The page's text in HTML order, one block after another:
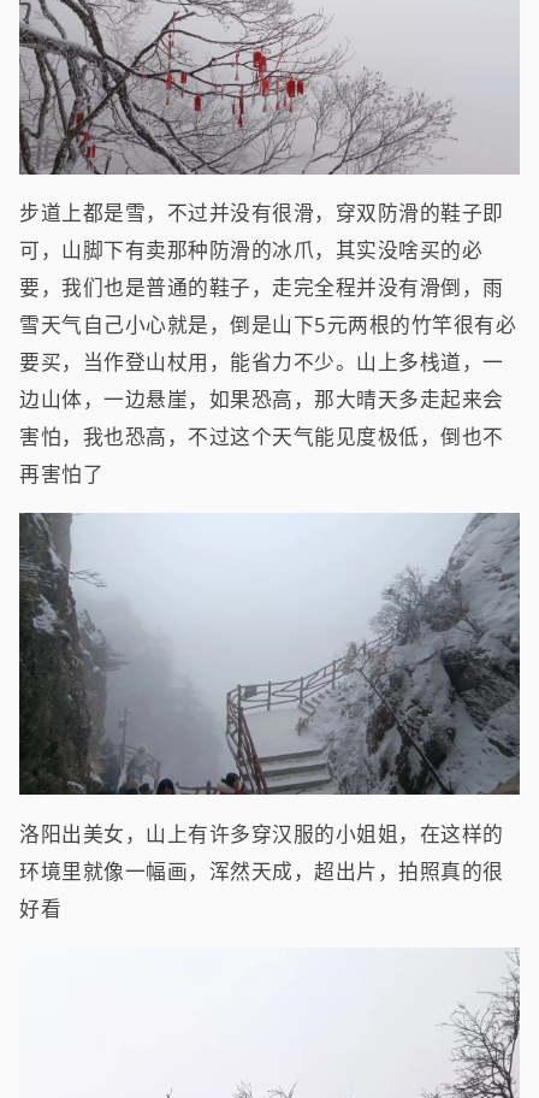
步道上都是雪，不过并没有很滑，穿双防滑的鞋子即
可，山脚下有卖那种防滑的冰爪，其实没啥买的必
要，我们也是普通的鞋子，走完全程并没有滑倒，雨
雪天气自己小心就是，倒是山下5元两根的竹竿很有必
要买，当作登山杖用，能省力不少。山上多栈道，一
边山体，一边悬崖，如果恐高，那大晴天多走起来会
害怕，我也恐高，不过这个天气能见度极低，倒也不
再害怕了
洛阳出美女，山上有许多穿汉服的小姐姐，在这样的
环境里就像一幅画，浑然天成，超出片，拍照真的很
好看